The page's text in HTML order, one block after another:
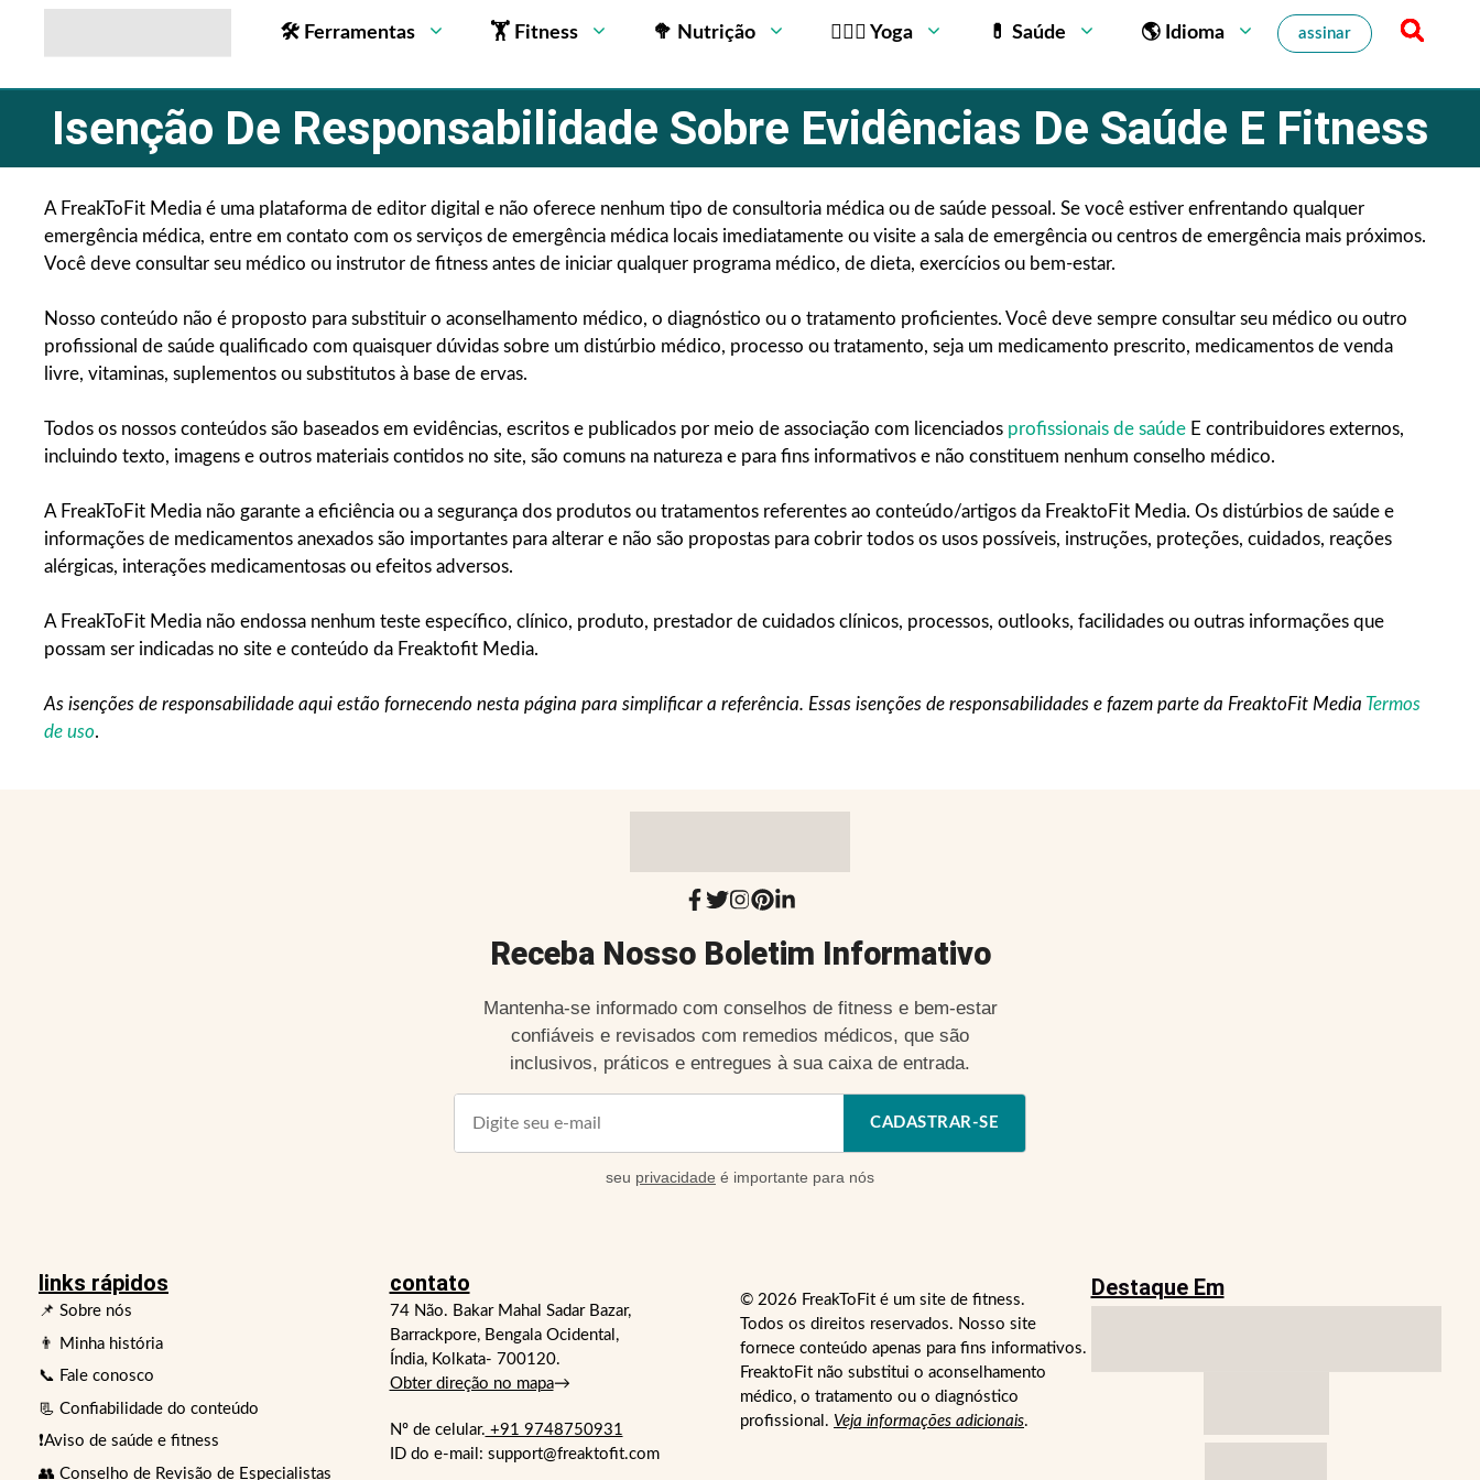
🛠 Ferramentas 🏋 Fitness 🥦 Nutrição 🧘🏻‍♂️ Yoga 💊 Saúde 🌎 Idioma assinar
Isenção De Responsabilidade Sobre Evidências De Saúde E Fitness
A FreakToFit Media é uma plataforma de editor digital e não oferece nenhum tipo de consultoria médica ou de saúde pessoal. Se você estiver enfrentando qualquer
emergência médica, entre em contato com os serviços de emergência médica locais imediatamente ou visite a sala de emergência ou centros de emergência mais próximos.
Você deve consultar seu médico ou instrutor de fitness antes de iniciar qualquer programa médico, de dieta, exercícios ou bem-estar.
Nosso conteúdo não é proposto para substituir o aconselhamento médico, o diagnóstico ou o tratamento proficientes. Você deve sempre consultar seu médico ou outro
profissional de saúde qualificado com quaisquer dúvidas sobre um distúrbio médico, processo ou tratamento, seja um medicamento prescrito, medicamentos de venda
livre, vitaminas, suplementos ou substitutos à base de ervas.
Todos os nossos conteúdos são baseados em evidências, escritos e publicados por meio de associação com licenciados profissionais de saúde E contribuidores externos,
incluindo texto, imagens e outros materiais contidos no site, são comuns na natureza e para fins informativos e não constituem nenhum conselho médico.
A FreakToFit Media não garante a eficiência ou a segurança dos produtos ou tratamentos referentes ao conteúdo/artigos da FreaktoFit Media. Os distúrbios de saúde e
informações de medicamentos anexados são importantes para alterar e não são propostas para cobrir todos os usos possíveis, instruções, proteções, cuidados, reações
alérgicas, interações medicamentosas ou efeitos adversos.
A FreakToFit Media não endossa nenhum teste específico, clínico, produto, prestador de cuidados clínicos, processos, outlooks, facilidades ou outras informações que
possam ser indicadas no site e conteúdo da Freaktofit Media.
As isenções de responsabilidade aqui estão fornecendo nesta página para simplificar a referência. Essas isenções de responsabilidades e fazem parte da FreaktoFit Media Termos
de uso.
Receba Nosso Boletim Informativo
Mantenha-se informado com conselhos de fitness e bem-estar
confiáveis e revisados com remedios médicos, que são
inclusivos, práticos e entregues à sua caixa de entrada.
CADASTRAR-SE
seu privacidade é importante para nós
links rápidos
📌 Sobre nós
👨 Minha história
📞 Fale conosco
📃 Confiabilidade do conteúdo
❗Aviso de saúde e fitness
👥 Conselho de Revisão de Especialistas
contato
74 Não. Bakar Mahal Sadar Bazar,
Barrackpore, Bengala Ocidental,
Índia, Kolkata- 700120.
Obter direção no mapa→
Nº de celular. +91 9748750931
ID do e-mail: support@freaktofit.com
© 2026 FreakToFit é um site de fitness.
Todos os direitos reservados. Nosso site
fornece conteúdo apenas para fins informativos.
FreaktoFit não substitui o aconselhamento
médico, o tratamento ou o diagnóstico
profissional. Veja informações adicionais.
Destaque Em